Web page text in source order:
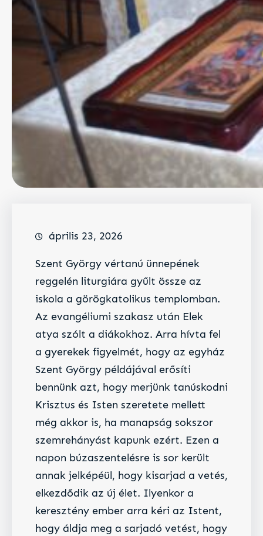
április 23, 2026
Szent György vértanú ünnepének
reggelén liturgiára gyűlt össze az
iskola a görögkatolikus templomban.
Az evangéliumi szakasz után Elek
atya szólt a diákokhoz. Arra hívta fel
a gyerekek figyelmét, hogy az egyház
Szent György példájával erősíti
bennünk azt, hogy merjünk tanúskodni
Krisztus és Isten szeretete mellett
még akkor is, ha manapság sokszor
szemrehányást kapunk ezért. Ezen a
napon búzaszentelésre is sor került
annak jelképéül, hogy kisarjad a vetés,
elkezdődik az új élet. Ilyenkor a
keresztény ember arra kéri az Istent,
hogy áldja meg a sarjadó vetést, hogy